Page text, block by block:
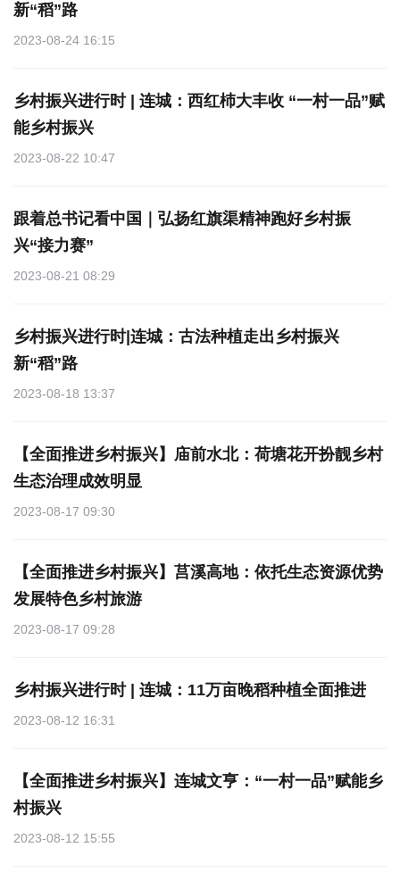
新“稻”路
2023-08-24 16:15
乡村振兴进行时 | 连城：西红杮大丰收 “一村一品”赋
能乡村振兴
2023-08-22 10:47
跟着总书记看中国｜弘扬红旗渠精神跑好乡村振
兴“接力赛”
2023-08-21 08:29
乡村振兴进行时|连城：古法种植走出乡村振兴
新“稻”路
2023-08-18 13:37
【全面推进乡村振兴】庙前水北：荷塘花开扮靓乡村
生态治理成效明显
2023-08-17 09:30
【全面推进乡村振兴】莒溪高地：依托生态资源优势
发展特色乡村旅游
2023-08-17 09:28
乡村振兴进行时 | 连城：11万亩晚稻种植全面推进
2023-08-12 16:31
【全面推进乡村振兴】连城文亨：“一村一品”赋能乡
村振兴
2023-08-12 15:55